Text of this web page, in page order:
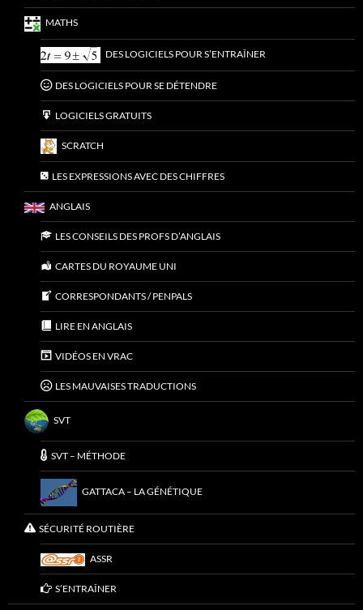
MATHS
DES LOGICIELS POUR S’ENTRAÎNER
DES LOGICIELS POUR SE DÉTENDRE
LOGICIELS GRATUITS
SCRATCH
LES EXPRESSIONS AVEC DES CHIFFRES
ANGLAIS
LES CONSEILS DES PROFS D’ANGLAIS
CARTES DU ROYAUME UNI
CORRESPONDANTS / PENPALS
LIRE EN ANGLAIS
VIDÉOS EN VRAC
LES MAUVAISES TRADUCTIONS
SVT
SVT – MÉTHODE
GATTACA – LA GÉNÉTIQUE
SÉCURITÉ ROUTIÈRE
ASSR
S’ENTRAÎNER